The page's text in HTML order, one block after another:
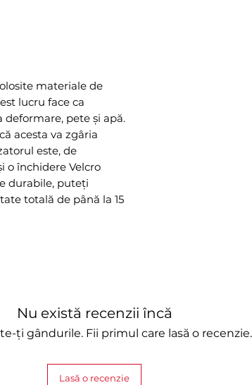
materiale de
lucru face ca
pete și apă.
acesta va zgâria
este, de
o închidere Velcro
durabile, puteți
totală de până la 15
Nu există recenzii încă
ți gândurile. Fii primul care lasă o recenzie.
Lasă o recenzie